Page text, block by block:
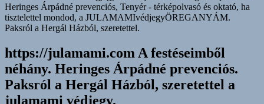
Heringes Árpádné prevenciós, Tenyér - térképolvasó és oktató, ha
tisztelettel mondod, a JULAMAMIvédjegyÖREGANYÁM.
Paksról a Hergál Házból, szeretettel.
https://julamami.com A festéseimből
néhány. Heringes Árpádné prevenciós.
Paksról a Hergál Házból, szeretettel a
julamami védjegy.